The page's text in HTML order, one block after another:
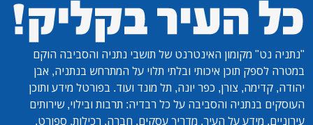
"נתניה נט" מקומון האינטרנט של תושבי נתניה והסביבה הוקם
במטרה לספק תוכן איכותי ובלתי תלוי על המתרחש בנתניה, אבן
יהודה, קדימה, צורן, כפר יונה, תל מונד ועוד. בפורטל מידע ותוכן
העוסקים בנתניה והסביבה על כל רבדיה: תרבות ובילוי, שירותים
עירוניים, מידע על העיר, מדריך עסקים, חברה, רכילות, ספורט,